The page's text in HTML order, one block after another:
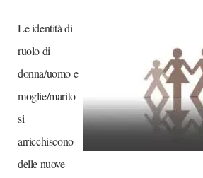
Le identità di
ruolo di
donna/uomo e
moglie/marito
si
arricchiscono
delle nuove